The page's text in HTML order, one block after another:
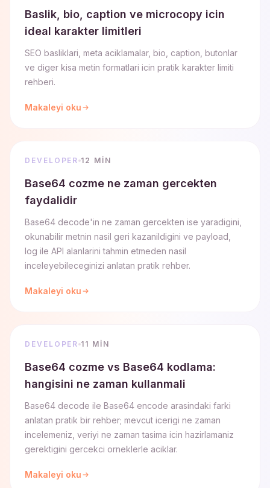
Baslik, bio, caption ve microcopy icin
ideal karakter limitleri
SEO basliklari, meta aciklamalar, bio, caption, butonlar
ve diger kisa metin formatlari icin pratik karakter limiti
rehberi.
Makaleyi oku
DEVELOPER 12 MIN
Base64 cozme ne zaman gercekten
faydalidir
Base64 decode'in ne zaman gercekten ise yaradigini,
okunabilir metnin nasil geri kazanildigini ve payload,
log ile API alanlarini tahmin etmeden nasil
inceleyebileceginizi anlatan pratik rehber.
Makaleyi oku
DEVELOPER 11 MIN
Base64 cozme vs Base64 kodlama:
hangisini ne zaman kullanmali
Base64 decode ile Base64 encode arasindaki farki
anlatan pratik bir rehber; mevcut icerigi ne zaman
incelemeniz, veriyi ne zaman tasima icin hazirlamaniz
gerektigini gercekci orneklerle aciklar.
Makaleyi oku